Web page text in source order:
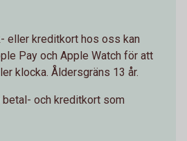
eller kreditkort hos oss kan
Pay och Apple Watch för att
klocka. Åldersgräns 13 år.
betal- och kreditkort som